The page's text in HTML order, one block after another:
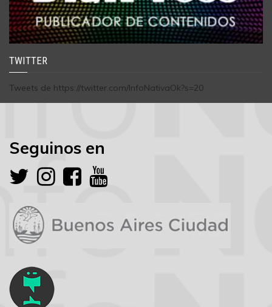
TWITTER
Tweets de https://twitter.com/InfoNativaOk?s=20
Seguinos en